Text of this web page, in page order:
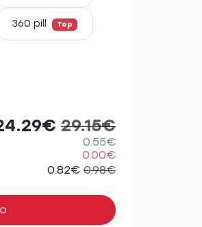
360 pill Top
29.15€
0.55€
0.00€
0.82€ 0.98€